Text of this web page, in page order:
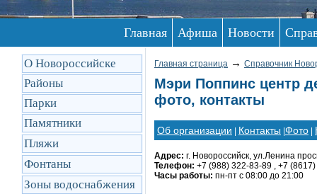
Главная Афиша Новости
О Новороссийске
Районы
Парки
Памятники
Пляжи
Фонтаны
Зоны водоснабжения
Главная страница → Справочник
Мэри Поппинс центр
фото, контакты
Об организации Контакты Фото
Адрес: г. Новороссийск, ул.Ленина
Телефон: +7 (988) 322-83-89 , +7
Часы работы: пн-пт с 08:00 до 21:00